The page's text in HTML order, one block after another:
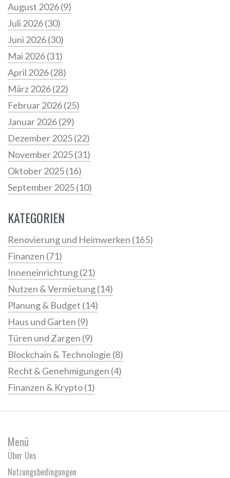
August 2026(9)
Juli 2026(30)
Juni 2026(30)
Mai 2026(31)
April 2026(28)
März 2026(22)
Februar 2026(25)
Januar 2026(29)
Dezember 2025(22)
November 2025(31)
Oktober 2025(16)
September 2025(10)
KATEGORIEN
Renovierung und Heimwerken (165)
Finanzen (71)
Inneneinrichtung(21)
Nutzen & Vermietung(14)
Planung & Budget (14)
Haus und Garten (9)
Türen und Zargen (9)
Blockchain & Technologie (8)
Recht & Genehmigungen (4)
Finanzen & Krypto(1)
Menü
Über Uns
Nutzungsbedingungen